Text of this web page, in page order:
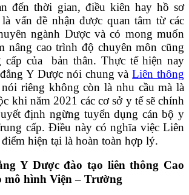
đến thời gian, điều kiên hay hồ sơ
vấn đề nhận được quan tâm từ các
ngành Dược và có mong muốn
nâng cao trình độ chuyên môn cũng
cấp của bản thân. Thực tế hiện nay
Y Dược nói chung vàLiên thông
nói riêng không còn là nhu cầu mà là
khi năm 2021 các cơ sở y tế sẽ chính
định ngừng tuyển dụng cán bộ y
cấp. Điều này có nghĩa việc Liên
hiện tại là hoàn toàn hợp lý.
Y Dược đào tạo liên thông Cao
mô hình Viện – Trường